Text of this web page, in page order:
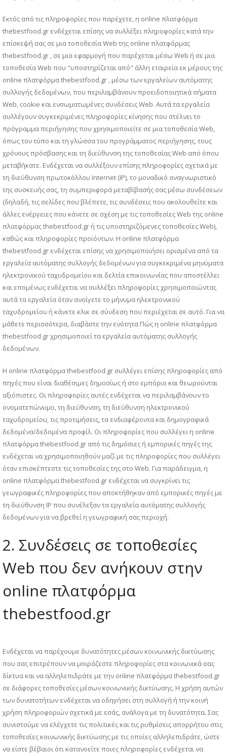
Εκτός από τις πληροφορίες που παρέχετε, η online πλατφόρμα
thebestfood.gr ενδέχεται επίσης να συλλέξει πληροφορίες κατά την
επίσκεψή σας σε μια τοποθεσία Web της online πλατφόρμας
thebestfood.gr , σε μια εφαρμογή που παρέχεται μέσω Web ή σε μια
τοποθεσία Web που "υποστηρίζεται από" άλλη εταιρεία εκ μέρους της
online πλατφόρμα thebestfood.gr , μέσω των εργαλείων αυτόματης
συλλογής δεδομένων, που περιλαμβάνουν προειδοποιητικά σήματα
Web, cookie και ενσωματωμένες συνδέσεις Web. Αυτά τα εργαλεία
συλλέγουν συγκεκριμένες πληροφορίες κίνησης που στέλνει το
πρόγραμμα περιήγησης που χρησιμοποιείτε σε μια τοποθεσία Web,
όπως τον τύπο και τη γλώσσα του προγράμματος περιήγησης, τους
χρόνους πρόσβασης και τη διεύθυνση της τοποθεσίας Web από όπου
μεταβήκατε. Ενδέχεται να συλλέξουν επίσης πληροφορίες σχετικά με
τη διεύθυνση πρωτοκόλλου Internet (IP), το μοναδικό αναγνωριστικό
της συσκευής σας, τη συμπεριφορά μεταβίβασής σας μέσω συνδέσεων
(δηλαδή, τις σελίδες που βλέπετε, τις συνδέσεις που ακολουθείτε και
άλλες ενέργειες που κάνετε σε σχέση με τις τοποθεσίες Web της online
πλατφόρμας thebestfood.gr ή τις υποστηριζόμενες τοποθεσίες Web),
καθώς και πληροφορίες προϊόντων. Η online πλατφόρμα
thebestfood.gr ενδέχεται επίσης να χρησιμοποιήσει ορισμένα από τα
εργαλεία αυτόματης συλλογής δεδομένων για συγκεκριμένα μηνύματα
ηλεκτρονικού ταχυδρομείου και δελτία επικοινωνίας που αποστέλλει
και επομένως ενδέχεται να συλλέξει πληροφορίες χρησιμοποιώντας
αυτά τα εργαλεία όταν ανοίγετε το μήνυμα ηλεκτρονικού
ταχυδρομείου ή κάνετε κλικ σε σύνδεση που περιέχεται σε αυτό. Για να
μάθετε περισσότερα, διαβάστε την ενότητα Πώς η online πλατφόρμα
thebestfood.gr χρησιμοποιεί τα εργαλεία αυτόματης συλλογής
δεδομένων.
Η online πλατφόρμα thebestfood.gr συλλέγει επίσης πληροφορίες από
πηγές που είναι διαθέσιμες δημοσίως ή στο εμπόριο και θεωρούνται
αξιόπιστες. Οι πληροφορίες αυτές ενδέχεται να περιλαμβάνουν το
ονοματεπώνυμο, τη διεύθυνση, τη διεύθυνση ηλεκτρονικού
ταχυδρομείου, τις προτιμήσεις, τα ενδιαφέροντα και δημογραφικά
δεδομένα/δεδομένα προφίλ. Οι πληροφορίες που συλλέγει η online
πλατφόρμα thebestfood.gr από τις δημόσιες ή εμπορικές πηγές της
ενδέχεται να χρησιμοποιηθούν μαζί με τις πληροφορίες που συλλέγει
όταν επισκέπτεστε τις τοποθεσίες της στο Web. Για παράδειγμα, η
online πλατφόρμα thebestfood.gr ενδέχεται να συγκρίνει τις
γεωγραφικές πληροφορίες που αποκτήθηκαν από εμπορικές πηγές με
τη διεύθυνση IP που συνέλεξαν τα εργαλεία αυτόματης συλλογής
δεδομένων για να βρεθεί η γεωγραφική σας περιοχή.
2. Συνδέσεις σε τοποθεσίες
Web που δεν ανήκουν στην
online πλατφόρμα
thebestfood.gr
Ενδέχεται να παρέχουμε δυνατότητες μέσων κοινωνικής δικτύωσης
που σας επιτρέπουν να μοιράζεστε πληροφορίες στα κοινωνικά σας
δίκτυα και να αλληλεπιδράτε με την online πλατφόρμα thebestfood.gr
σε διάφορες τοποθεσίες μέσων κοινωνικής δικτύωσης. Η χρήση αυτών
των δυνατοτήτων ενδέχεται να οδηγήσει στη συλλογή ή την κοινή
χρήση πληροφοριών σχετικά με εσάς, ανάλογα με τη δυνατότητα. Σας
συνιστούμε να ελέγχετε τις πολιτικές και τις ρυθμίσεις απορρήτου στις
τοποθεσίες κοινωνικής δικτύωσης με τις οποίες αλληλεπιδράτε, ώστε
να είστε βέβαιοι ότι κατανοείτε ποιες πληροφορίες ενδέχεται να